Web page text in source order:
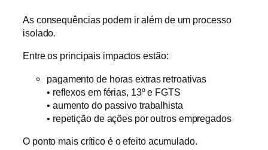
As consequências podem ir além de um processo
isolado.
Entre os principais impactos estão:
pagamento de horas extras retroativas
• reflexos em férias, 13º e FGTS
• aumento do passivo trabalhista
• repetição de ações por outros empregados
O ponto mais crítico é o efeito acumulado.